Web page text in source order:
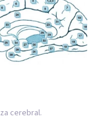
cerebral.